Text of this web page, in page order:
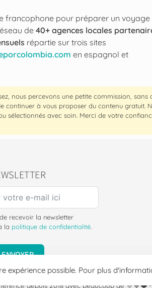
francophone pour préparer un voyage
de 40+ agences locales
répartie sur trois sites
en espagnol et
nous percevons une petite commission, sans
continuer à vous proposer du contenu gratuit.
sélectionnés avec soin. Merci de votre
recevoir la newsletter
la politique de confidentialité.
ENVOYER
depuis 2018 avec beaucoup de 💛💙❤️ -
expérience possible. Pour plus